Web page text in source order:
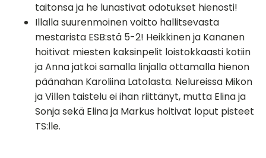
taitonsa ja he lunastivat odotukset hienosti!
Illalla suurenmoinen voitto hallitsevasta
mestarista ESB:stä 5-2! Heikkinen ja Kananen
hoitivat miesten kaksinpelit loistokkaasti kotiin
ja Anna jatkoi samalla linjalla ottamalla hienon
päänahan Karoliina Latolasta. Nelureissa Mikon
ja Villen taistelu ei ihan riittänyt, mutta Elina ja
Sonja sekä Elina ja Markus hoitivat loput pisteet
TS:lle.